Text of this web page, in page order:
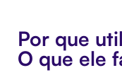
Por que
O que ele